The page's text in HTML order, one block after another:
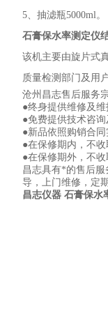
5、抽滤瓶5000ml。
石膏保水率测定仪
该机主要由旋片式
质量检测部门及用
沧州昌志售后服务
●终身提供维修及
●免费提供技术咨
●新品依照购销合
●在保修期内，不
●在保修期外，不
昌志具有*的售后
导，上门维修，定
昌志仪器 石膏保水